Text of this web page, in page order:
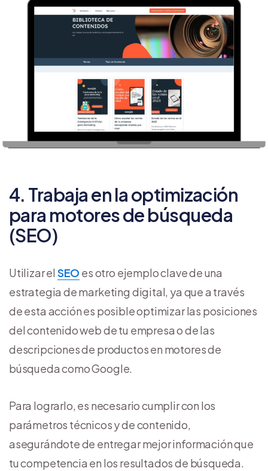
4. Trabaja en la optimización
para motores de búsqueda
(SEO)
Utilizar el SEO es otro ejemplo clave de una
estrategia de marketing digital, ya que a través
de esta acción es posible optimizar las posiciones
del contenido web de tu empresa o de las
descripciones de productos en motores de
búsqueda como Google.
Para lograrlo, es necesario cumplir con los
parámetros técnicos y de contenido,
asegurándote de entregar mejor información que
tu competencia en los resultados de búsqueda.